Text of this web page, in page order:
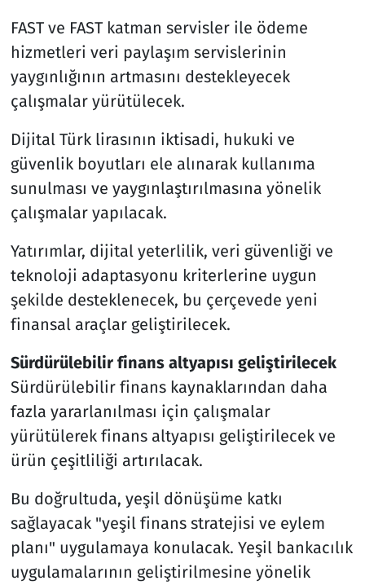
FAST ve FAST katman servisler ile ödeme
hizmetleri veri paylaşım servislerinin
yaygınlığının artmasını destekleyecek
çalışmalar yürütülecek.
Dijital Türk lirasının iktisadi, hukuki ve
güvenlik boyutları ele alınarak kullanıma
sunulması ve yaygınlaştırılmasına yönelik
çalışmalar yapılacak.
Yatırımlar, dijital yeterlilik, veri güvenliği ve
teknoloji adaptasyonu kriterlerine uygun
şekilde desteklenecek, bu çerçevede yeni
finansal araçlar geliştirilecek.
Sürdürülebilir finans altyapısı geliştirilecek
Sürdürülebilir finans kaynaklarından daha
fazla yararlanılması için çalışmalar
yürütülerek finans altyapısı geliştirilecek ve
ürün çeşitliliği artırılacak.
Bu doğrultuda, yeşil dönüşüme katkı
sağlayacak "yeşil finans stratejisi ve eylem
planı" uygulamaya konulacak. Yeşil bankacılık
uygulamalarının geliştirilmesine yönelik